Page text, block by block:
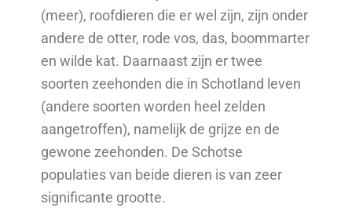
(meer), roofdieren die er wel zijn, zijn onder
andere de otter, rode vos, das, boommarter
en wilde kat. Daarnaast zijn er twee
soorten zeehonden die in Schotland leven
(andere soorten worden heel zelden
aangetroffen), namelijk de grijze en de
gewone zeehonden. De Schotse
populaties van beide dieren is van zeer
significante grootte.